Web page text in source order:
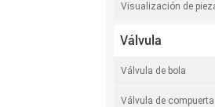
Visualización de
Válvula
Válvula de bola
Válvula de compuerta